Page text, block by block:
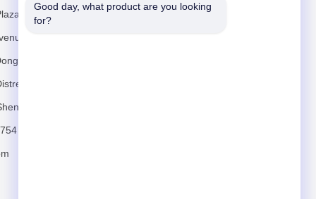
No. 481
Via
di
Good day, what product are you looking
for?